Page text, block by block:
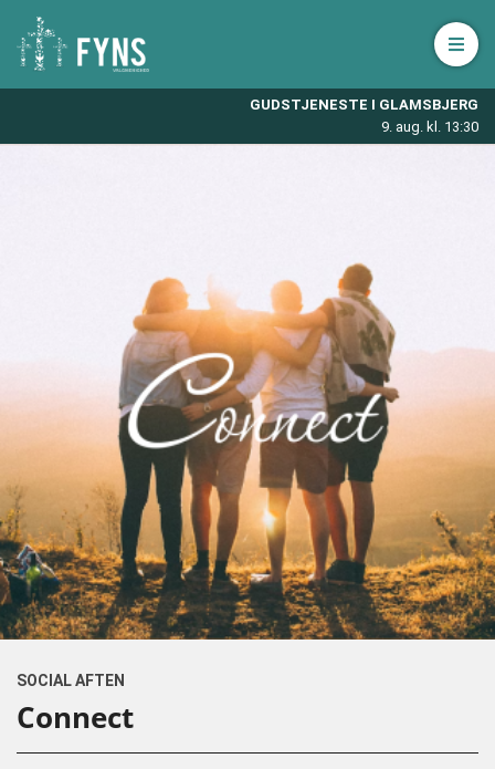
GUDSTJENESTE I GLAMSBJERG
9. aug. kl. 13:30
Åbn
SOCIAL AFTEN
Connect